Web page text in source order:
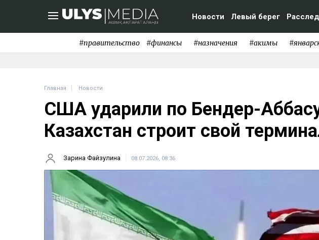
Новости Левый берег
#правительство #финансы #назначения #акимы
Главная Новости
США ударили по Бендер-
Казахстан строит свой
Зарина Файзулина 08.07.2026, 08:36